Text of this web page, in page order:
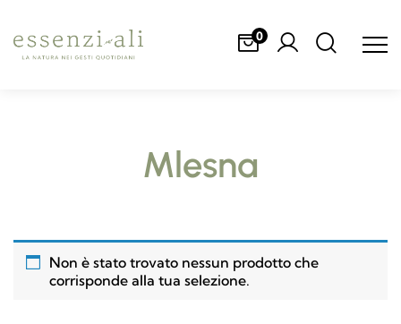
0
Mlesna
Non è stato trovato nessun prodotto che
corrisponde alla tua selezione.